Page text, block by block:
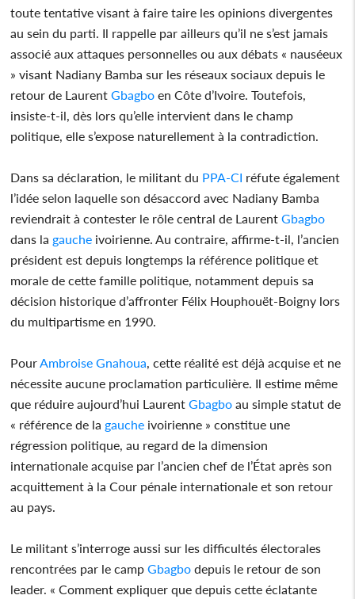
toute tentative visant à faire taire les opinions divergentes
au sein du parti. Il rappelle par ailleurs qu’il ne s’est jamais
associé aux attaques personnelles ou aux débats « nauséeux
» visant Nadiany Bamba sur les réseaux sociaux depuis le
retour de LaurentGbagbo en Côte d’Ivoire. Toutefois,
insiste-t-il, dès lors qu’elle intervient dans le champ
politique, elle s’expose naturellement à la contradiction.
Dans sa déclaration, le militant du PPA-CI réfute également
l’idée selon laquelle son désaccord avec Nadiany Bamba
reviendrait à contester le rôle central de LaurentGbagbo
dans la gauche ivoirienne. Au contraire, affirme-t-il, l’ancien
président est depuis longtemps la référence politique et
morale de cette famille politique, notamment depuis sa
décision historique d’affronter Félix Houphouët-Boigny lors
du multipartisme en 1990.
Pour Ambroise Gnahoua , cette réalité est déjà acquise et ne
nécessite aucune proclamation particulière. Il estime même
que réduire aujourd’hui LaurentGbagbo au simple statut de
« référence de la gauche ivoirienne » constitue une
régression politique, au regard de la dimension
internationale acquise par l’ancien chef de l’État après son
acquittement à la Cour pénale internationale et son retour
au pays.
Le militant s’interroge aussi sur les difficultés électorales
rencontrées par le campGbagbo depuis le retour de son
leader. « Comment expliquer que depuis cette éclatante